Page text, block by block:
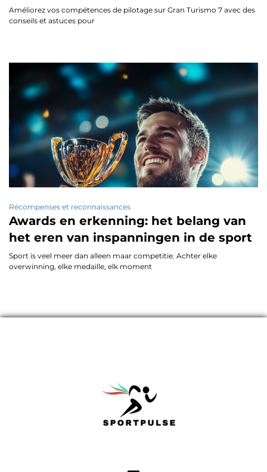
Améliorez vos compétences de pilotage sur Gran Turismo 7 avec des
conseils et astuces pour
Récompenses et reconnaissances
Awards en erkenning: het belang van
het eren van inspanningen in de sport
Sport is veel meer dan alleen maar competitie. Achter elke
overwinning, elke medaille, elk moment